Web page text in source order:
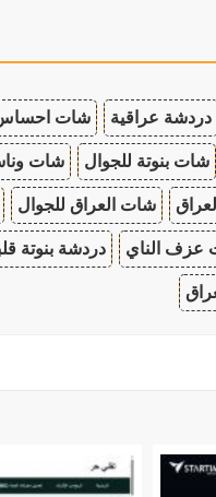
دردشة عراقية شات
شات بنوتة للجوال شات
شات العراق للجوال
عزف الناي دردشة بنوتة